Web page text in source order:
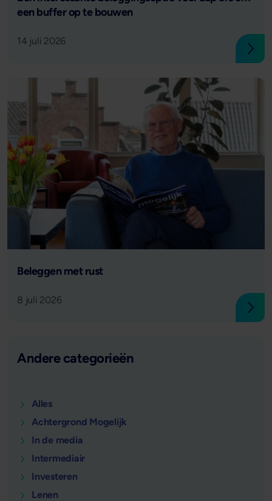
een buffer op te bouwen
14 juli 2026
Lees verder
Beleggen met rust
8 juli 2026
Andere categorieën
Alles
Achtergrond Mogelijk
In de media
Intermediair
Investeren
Lenen